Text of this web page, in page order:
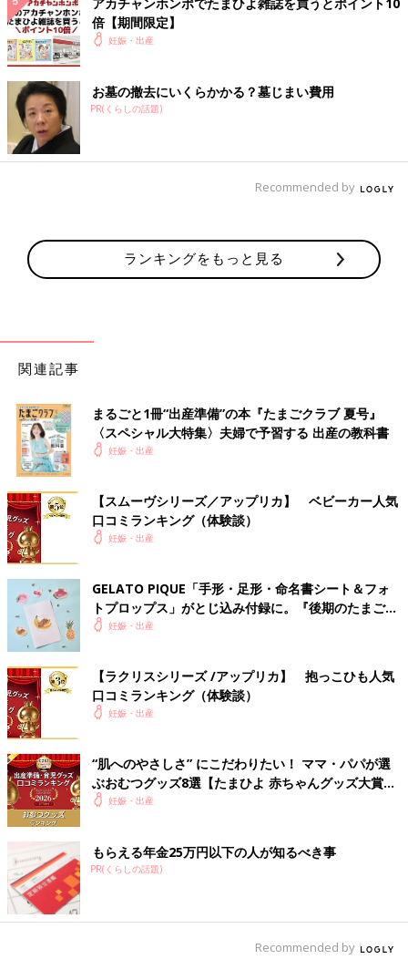
アカチャンホンポでたまひよ雑誌を買うとポイント10
倍【期間限定】
妊娠・出産
お墓の撤去にいくらかかる？墓じまい費用
PR(くらしの話題)
Recommended by
ランキングをもっと見る
関連記事
まるごと1冊“出産準備”の本『たまごクラブ 夏号』
〈スペシャル大特集〉夫婦で予習する 出産の教科書
妊娠・出産
【スムーヴシリーズ／アップリカ】 ベビーカー人気
口コミランキング（体験談）
妊娠・出産
GELATO PIQUE「手形・足形・命名書シート＆フォ
トプロップス」がとじ込み付録に。『後期のたまごク
ラブ』春号が発売中！
妊娠・出産
【ラクリスシリーズ /アップリカ】 抱っこひも人気
口コミランキング（体験談）
妊娠・出産
“肌へのやさしさ” にこだわりたい！ ママ・パパが選
ぶおむつグッズ8選【たまひよ 赤ちゃんグッズ大賞
2026】
妊娠・出産
もらえる年金25万円以下の人が知るべき事
PR(くらしの話題)
Recommended by